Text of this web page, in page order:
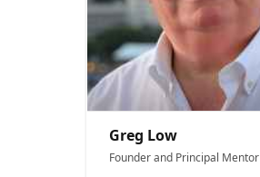
Greg Low
Founder and Principal Mentor